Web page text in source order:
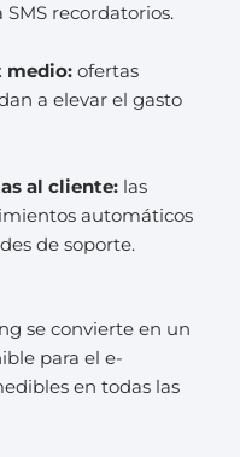
recordatorios.
medio:ofertas
a elevar el gasto
al cliente:las
automáticos
de soporte.
se convierte en un
para el e-
en todas las